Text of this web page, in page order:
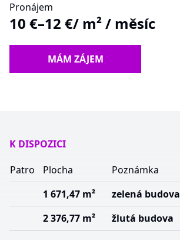
Pronájem
10 €–12 €/ m² / měsíc
MÁM ZÁJEM
K DISPOZICI
Patro
Plocha Poznámka
1 671,47 m²
zelená budova
2 376,77 m²
žlutá budova